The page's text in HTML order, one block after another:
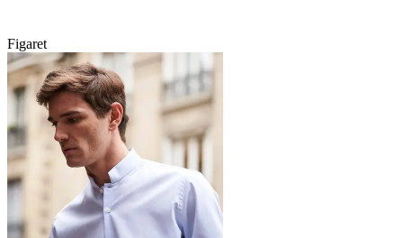
Figaret